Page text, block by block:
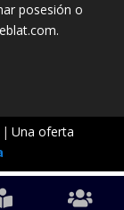
posesión o
| Una oferta